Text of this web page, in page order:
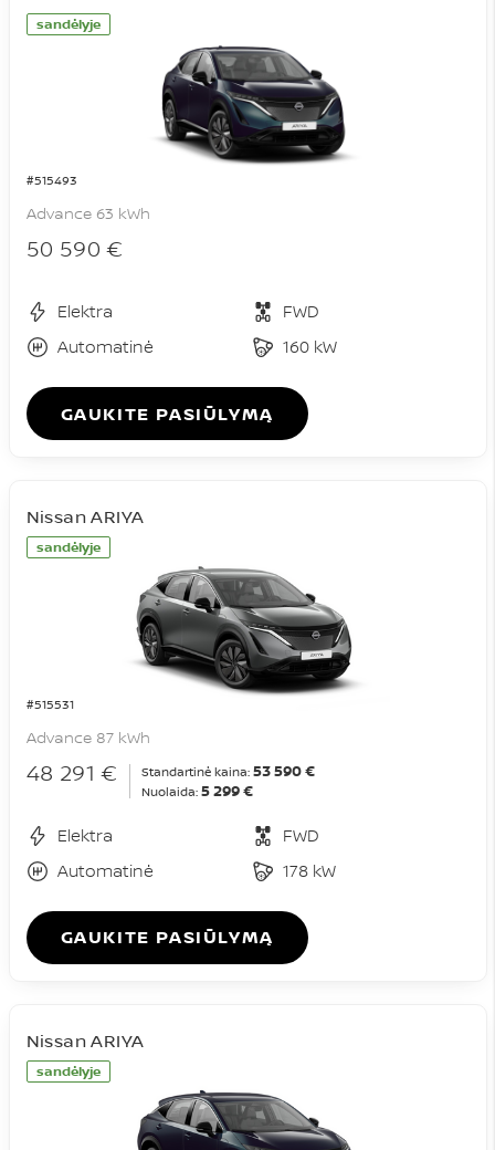
sandėlyje
#515493
Advance 63 kWh
50 590 €
Elektra
FWD
Automatinė
160 kW
GAUKITE PASIŪLYMĄ
sandėlyje
#515531
Nissan ARIYA
Advance 87 kWh
48 291 € Standartinė kaina: 53 590 €
Nuolaida: 5 299 €
Elektra
FWD
Automatinė
178 kW
GAUKITE PASIŪLYMĄ
sandėlyje
Nissan ARIYA